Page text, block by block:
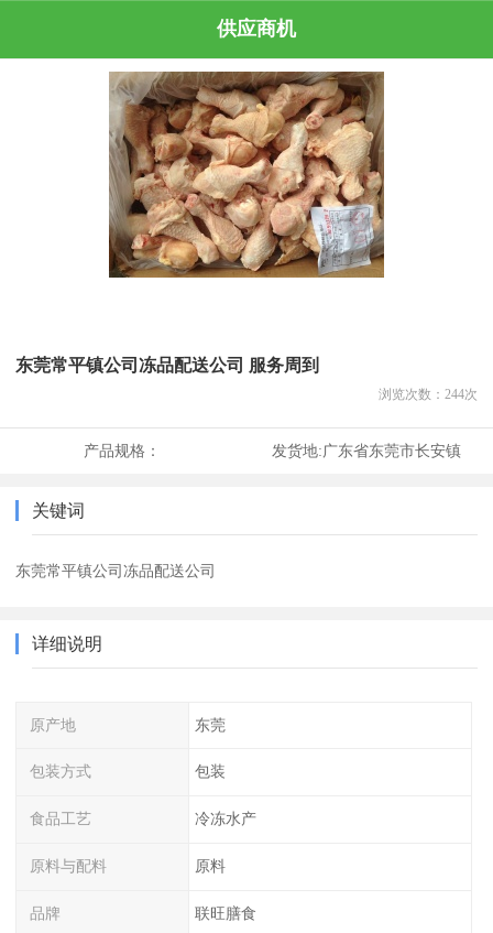
供应商机
东莞常平镇公司冻品配送公司 服务周到
浏览次数： 244次
产品规格： 发货地:广东省东莞市长安镇
关键词
东莞常平镇公司冻品配送公司
详细说明
原产地 东莞
包装方式 包装
食品工艺 冷冻水产
原料与配料 原料
品牌 联旺膳食